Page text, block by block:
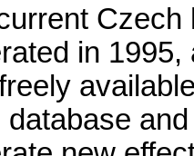
Czech
in
database